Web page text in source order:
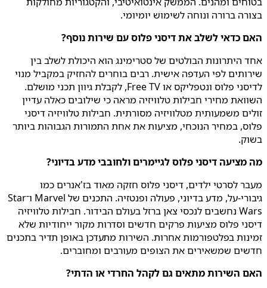
בצורה ברורה ונוחה לשימוש יומיומי.
האם כדאי לשלב את דיסני פלוס עם שירות נוסף?
אחד היתרונות הבולטים של סטרימינג הוא היכולת לשלב בין
שירותים לפי העדפה אישית. רבים בוחרים להחזיק במקביל מנוי
לדיסני פלוס ונטפליקס או Free TV, לקבלת גיוון תכני מושלם.
השוואת מחירי חבילות טלוויזיה מראה כי שילובים כאלה עדיין
זולים משמעותית מטלוויזיה מסורתית. חבילות טלוויזיה דיסני
פלוס, במחיר הנוכחי, מציעות את אחת התמורות הגבוהות ביותר
בשוק.
מה מציעה דיסני פלוס לגיימרים ולחובבי מדע בדיוני?
מעבר לסרטי ילדים, דיסני פלוס חזקה מאוד בז'אנרים כמו
גיבורי-על, מדע בדיוני, פעולה ופנטזיה. התכנים של Marvel ו־Star
Wars נחשבים לנכסי צאן ברזל בעולם הבידור. חבילות טלוויזיה
דיסני פלוס מציעות פרקים חדשים וסדרות מקור ייחודיות שלא
זמינות בפלטפורמות אחרות. השירות מתעדכן באופן תדיר בתכנים
חדשים שמשאירים את הצופים מעורבים ומחוברים.
האם השירות מתאים גם לקהל החרדי או הדתי?